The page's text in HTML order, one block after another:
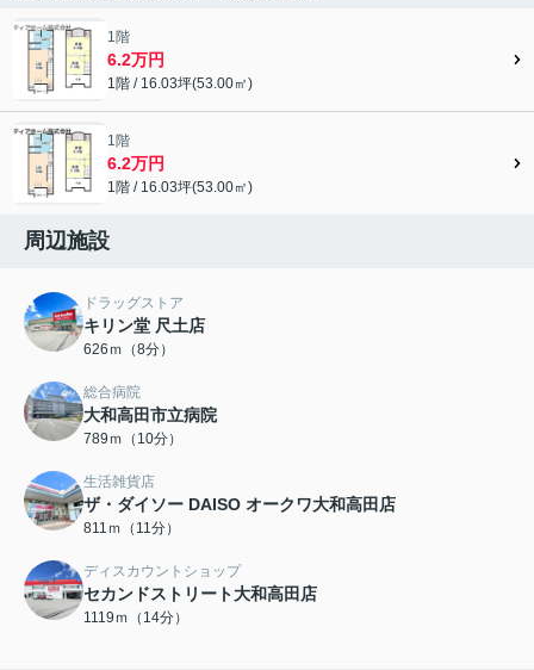
1階
6.2万円
1階 / 16.03坪(53.00㎡)
1階
6.2万円
1階 / 16.03坪(53.00㎡)
周辺施設
ドラッグストア
キリン堂 尺土店
626ｍ（8分）
総合病院
大和高田市立病院
789ｍ（10分）
生活雑貨店
ザ・ダイソー DAISO オークワ大和高田店
811ｍ（11分）
ディスカウントショップ
セカンドストリート大和高田店
1119ｍ（14分）